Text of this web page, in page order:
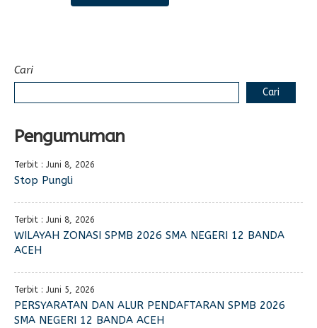
Cari
Cari
Pengumuman
Terbit : Juni 8, 2026
Stop Pungli
Terbit : Juni 8, 2026
WILAYAH ZONASI SPMB 2026 SMA NEGERI 12 BANDA
ACEH
Terbit : Juni 5, 2026
PERSYARATAN DAN ALUR PENDAFTARAN SPMB 2026
SMA NEGERI 12 BANDA ACEH